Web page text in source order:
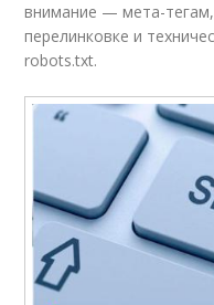
внимание — мета-тегам,
перелинковке и
robots.txt.